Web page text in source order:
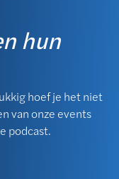
hun
hoef je het niet
van onze events
podcast.